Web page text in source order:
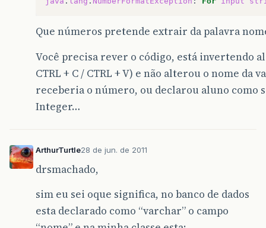
Que números pretende extrair da palavra
Você precisa rever o código, está invertendo
CTRL + C / CTRL + V) e não alterou o nome da
receberia o número, ou declarou aluno como
Integer…
ArthurTurtle28 de jun. de 2011
drsmachado,
sim eu sei oque significa, no banco de dados
esta declarado como “varchar” o campo